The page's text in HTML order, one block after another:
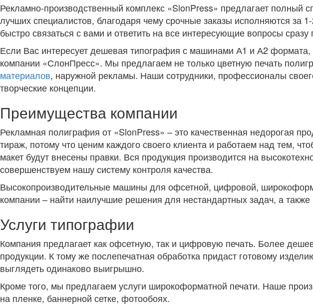
Рекламно-производственный комплекс «SlonPress» предлагает полный
лучших специалистов, благодаря чему срочные заказы исполняются за
быстро связаться с вами и ответить на все интересующие вопросы
Если Вас интересует дешевая типография с машинами А1 и А2
компании «СлонПресс». Мы предлагаем не только цветную печать
материалов, наружной рекламы. Наши сотрудники, профессионалы
творческие концепции.
Преимущества компании
Рекламная полиграфия от «SlonPress» – это качественная недорогая
тираж, потому что ценим каждого своего клиента и работаем над тем,
макет будут внесены правки. Вся продукция производится на
совершенствуем нашу систему контроля качества.
Высокопроизводительные машины для офсетной, цифровой,
компании – найти наилучшие решения для нестандартных задач, а также
Услуги типографии
Компания предлагает как офсетную, так и цифровую печать. Более
продукции. К тому же послепечатная обработка придаст готовому
выглядеть одинаково выигрышно.
Кроме того, мы предлагаем услуги широкоформатной печати. Наше
на пленке, баннерной сетке, фотообоях.